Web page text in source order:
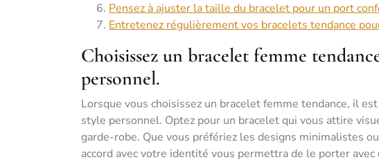
Pensez à ajuster la taille du bracelet pour un port
Entretenez régulièrement vos bracelets tendance
Choisissez un bracelet femme
personnel.
Lorsque vous choisissez un bracelet femme tendance, il
style personnel. Optez pour un bracelet qui vous attire
garde-robe. Que vous préfériez les designs minimalistes
accord avec votre identité vous permettra de le porter